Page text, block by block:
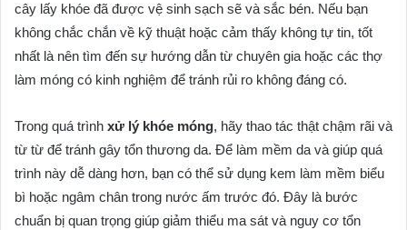
cây lấy khóe đã được vệ sinh sạch sẽ và sắc bén. Nếu bạn
không chắc chắn về kỹ thuật hoặc cảm thấy không tự tin, tốt
nhất là nên tìm đến sự hướng dẫn từ chuyên gia hoặc các thợ
làm móng có kinh nghiệm để tránh rủi ro không đáng có.
Trong quá trình xử lý khóe móng, hãy thao tác thật chậm rãi và
từ từ để tránh gây tổn thương da. Để làm mềm da và giúp quá
trình này dễ dàng hơn, bạn có thể sử dụng kem làm mềm biểu
bì hoặc ngâm chân trong nước ấm trước đó. Đây là bước
chuẩn bị quan trọng giúp giảm thiểu ma sát và nguy cơ tổn